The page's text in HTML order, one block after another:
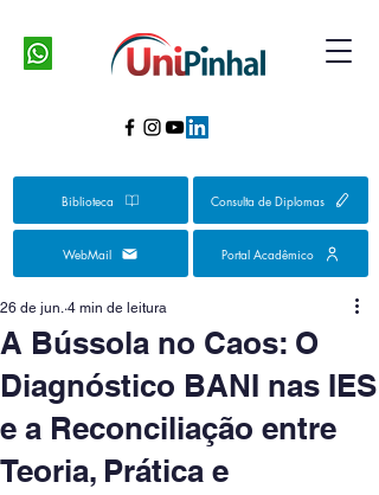
Biblioteca Consulta de Diplomas
WebMail Portal Acadêmico
A Bússola no Caos: O
Diagnóstico BANI nas IES
e a Reconciliação entre
Teoria, Prática e
26 de jun. 4 min de leitura